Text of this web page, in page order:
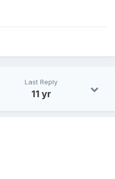
Last Reply
11 yr